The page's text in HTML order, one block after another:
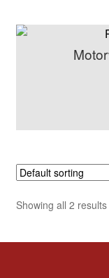
Showing all 2 results